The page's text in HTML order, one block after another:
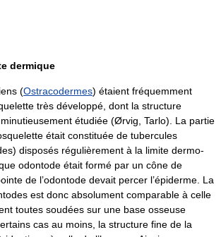
dermique
(Ostracodermes) étaient fréquemment
très développé, dont la structure
étudiée (Ørvig, Tarlo). La partie
était constituée de tubercules
disposés régulièrement à la limite dermo-
odontode était formé par un cône de
de l’odontode devait percer l’épiderme. La
est donc absolument comparable à celle
toutes soudées sur une base osseuse
cas au moins, la structure fine de la